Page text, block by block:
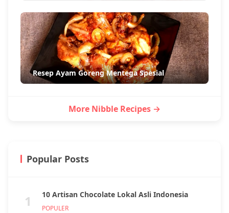
Resep Ayam Goreng Mentega Spesial
More Nibble Recipes →
Popular Posts
1 10 Artisan Chocolate Lokal Asli Indonesia
POPULER